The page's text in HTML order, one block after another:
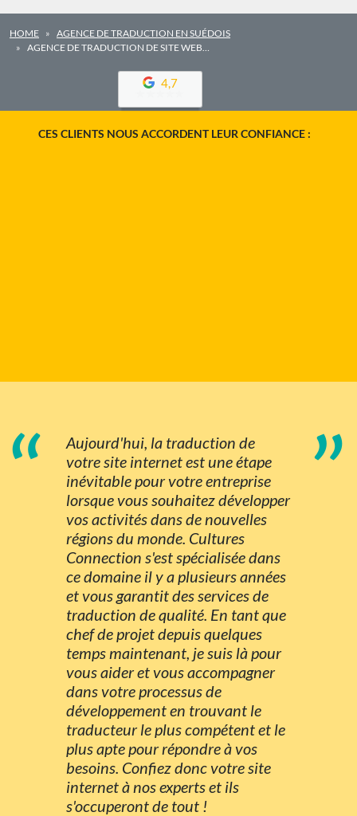
HOME
AGENCE DE TRADUCTION EN SUÉDOIS
AGENCE DE TRADUCTION DE SITE WEB…
4,7
CES CLIENTS NOUS ACCORDENT LEUR CONFIANCE :
“
Aujourd'hui, la traduction de
votre site internet est une étape
inévitable pour votre entreprise
lorsque vous souhaitez développer
vos activités dans de nouvelles
régions du monde. Cultures
Connection s'est spécialisée dans
ce domaine il y a plusieurs années
et vous garantit des services de
traduction de qualité. En tant que
chef de projet depuis quelques
temps maintenant, je suis là pour
vous aider et vous accompagner
dans votre processus de
développement en trouvant le
traducteur le plus compétent et le
plus apte pour répondre à vos
besoins. Confiez donc votre site
internet à nos experts et ils
s'occuperont de tout !
”